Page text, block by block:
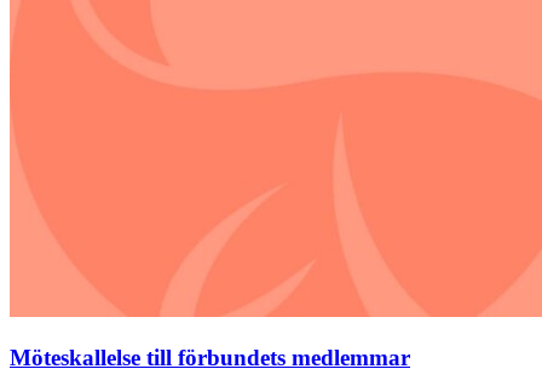
Möteskallelse till förbundets medlemmar